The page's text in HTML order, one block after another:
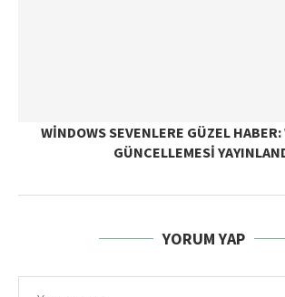
WINDOWS SEVENLERE GÜZEL
GÜNCELLEMESI
YORUM YAP